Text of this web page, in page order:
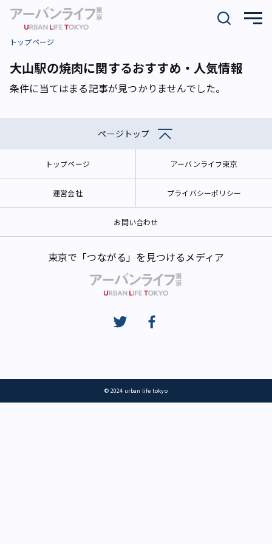
トップページ
大山駅の焼肉に関するおすすめ・人気情報
条件に当てはまる記事が見つかりませんでした。
ページトップ
トップページ アーバンライフ東京
運営会社 プライバシーポリシー
お問い合わせ
東京で「つながる」を見つけるメディア
© 2024 urban life tokyo